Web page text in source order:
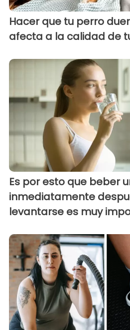
Hacer que tu perro
afecta a la calidad de
Es por esto que beber
inmediatamente
levantarse es muy